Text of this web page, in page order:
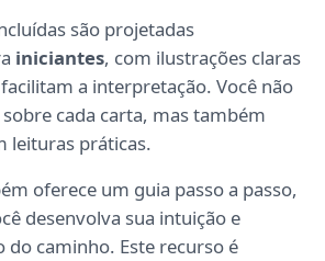
são projetadas
iniciantes, com ilustrações claras
a interpretação. Você não
cada carta, mas também
leituras práticas.
oferece um guia passo a passo,
desenvolva sua intuição e
do caminho. Este recurso é